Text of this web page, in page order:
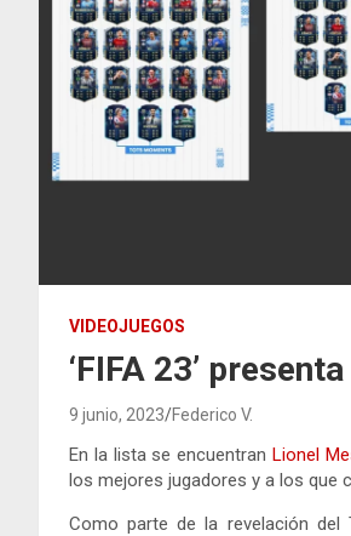
VIDEOJUEGOS
‘FIFA 23’
9 junio, 2023 Federico V.
En la lista se encuentran Lionel
los mejores jugadores y a los que
Como parte de la revelación del